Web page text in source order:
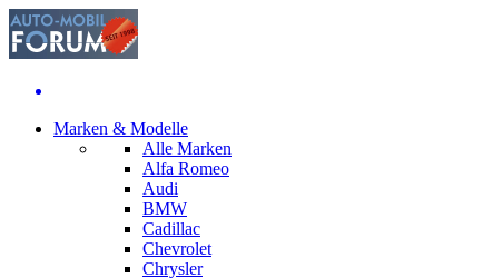
Marken & Modelle
Alle Marken
Alfa Romeo
Audi
BMW
Cadillac
Chevrolet
Chrysler